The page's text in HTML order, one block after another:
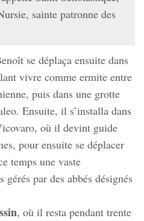
sainte patronne des
se déplaça ensuite dans
vivre comme ermite entre
puis dans une grotte
Ensuite, il s’installa dans
où il devint guide
pour ensuite se déplacer
temps une vaste
gérés par des abbés désignés
, où il resta pendant trente